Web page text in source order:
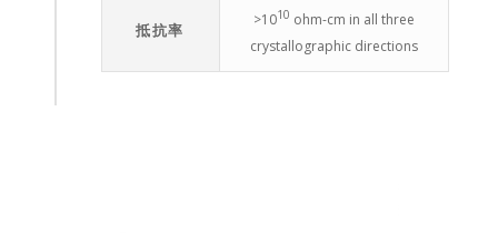
抵抗率
>1010 ohm-cm in all three
crystallographic directions